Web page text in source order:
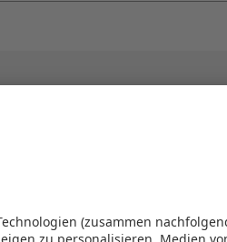
werden – das spart Zeit und Geld.